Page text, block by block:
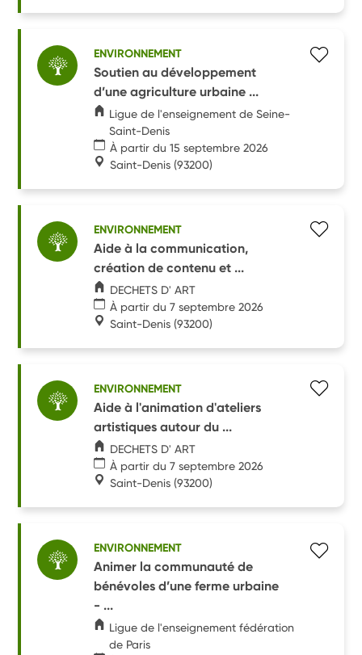
ENVIRONNEMENT
Soutien au développement
d’une agriculture urbaine ...
Ligue de l'enseignement de Seine-
Saint-Denis
À partir du 15 septembre 2026
Saint-Denis (93200)
ENVIRONNEMENT
Aide à la communication,
création de contenu et ...
DECHETS D' ART
À partir du 7 septembre 2026
Saint-Denis (93200)
ENVIRONNEMENT
Aide à l'animation d'ateliers
artistiques autour du ...
DECHETS D' ART
À partir du 7 septembre 2026
Saint-Denis (93200)
ENVIRONNEMENT
Animer la communauté de
bénévoles d’une ferme urbaine
- ...
Ligue de l'enseignement fédération
de Paris